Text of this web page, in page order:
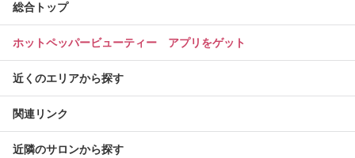
総合トップ
ホットペッパービューティー アプリをゲット
近くのエリアから探す
関連リンク
近隣のサロンから探す